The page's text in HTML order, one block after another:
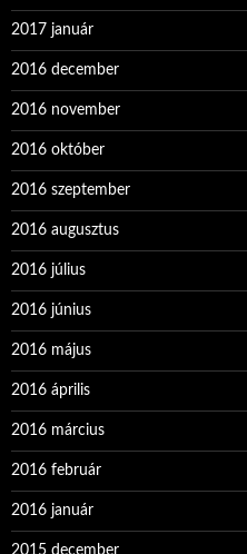
2017 január
2016 december
2016 november
2016 október
2016 szeptember
2016 augusztus
2016 július
2016 június
2016 május
2016 április
2016 március
2016 február
2016 január